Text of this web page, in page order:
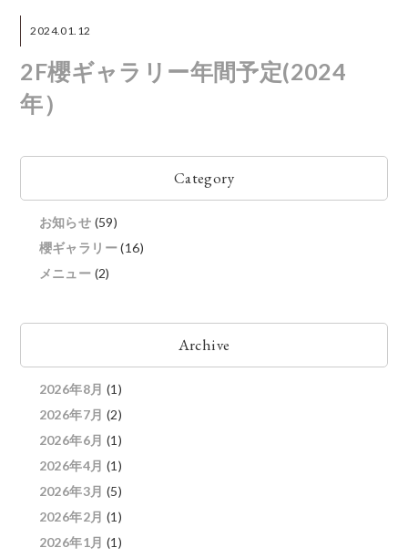
2024.01.12
2F櫻ギャラリー年間予定(2024
年）
Category
お知らせ (59)
櫻ギャラリー(16)
メニュー (2)
Archive
2026年8月 (1)
2026年7月 (2)
2026年6月 (1)
2026年4月 (1)
2026年3月 (5)
2026年2月 (1)
2026年1月 (1)